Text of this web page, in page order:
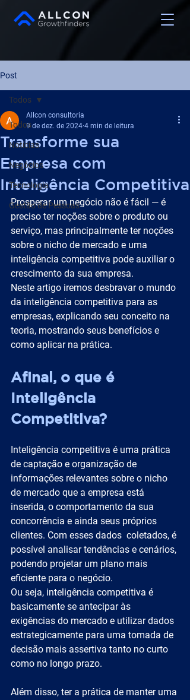
Post
Todos
Notícias
Negócios
Tecnologia
Gestão de Pessoas
Todos
Transforme sua
Empresa com
Inteligência Competitiva
Allcon consultoria
9 de dez. de 2024 4 min de leitura
Prosperar um negócio não é fácil — é
preciso ter noções sobre o produto ou
serviço, mas principalmente ter noções
sobre o nicho de mercado e uma
inteligência competitiva pode auxiliar o
crescimento da sua empresa.
Neste artigo iremos desbravar o mundo
da inteligência competitiva para as
empresas, explicando seu conceito na
teoria, mostrando seus benefícios e
como aplicar na prática.
Afinal, o que é
Inteligência
Competitiva?
Inteligência competitiva é uma prática
de captação e organização de
informações relevantes sobre o nicho
de mercado que a empresa está
inserida, o comportamento da sua
concorrência e ainda seus próprios
clientes. Com esses dados  coletados, é
possível analisar tendências e cenários,
podendo projetar um plano mais
eficiente para o negócio.
Ou seja, inteligência competitiva é
basicamente se antecipar às
exigências do mercado e utilizar dados
estrategicamente para uma tomada de
decisão mais assertiva tanto no curto
como no longo prazo.
Além disso, ter a prática de manter uma